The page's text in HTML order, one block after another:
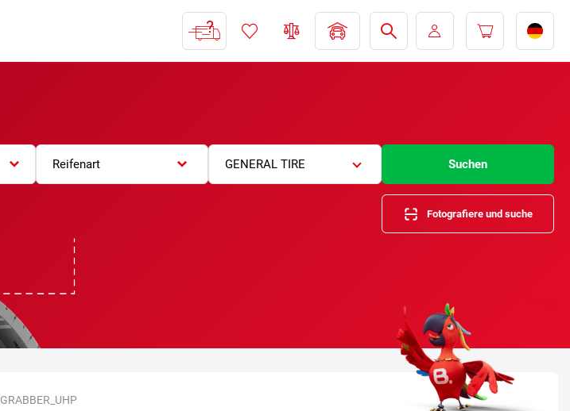
Reifenart GENERAL TIRE Suchen
Fotografiere und suche
GRABBER_UHP